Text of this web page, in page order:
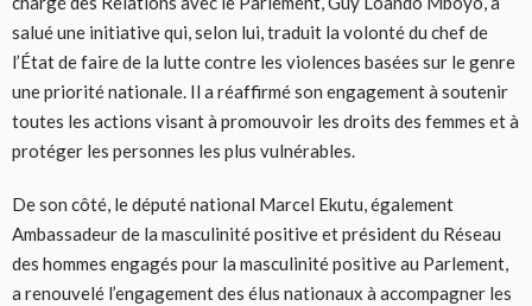
salué une initiative qui, selon lui, traduit la volonté du chef de
l’État de faire de la lutte contre les violences basées sur le genre
une priorité nationale. Il a réaffirmé son engagement à soutenir
toutes les actions visant à promouvoir les droits des femmes et à
protéger les personnes les plus vulnérables.
De son côté, le député national Marcel Ekutu, également
Ambassadeur de la masculinité positive et président du Réseau
des hommes engagés pour la masculinité positive au Parlement,
a renouvelé l’engagement des élus nationaux à accompagner les